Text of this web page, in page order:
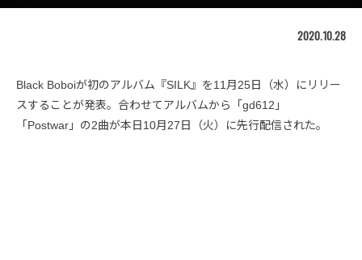
2020.10.28
Black Boboiが初のアルバム『SILK』を11月25日（水）にリリー
スすることが発表。合わせてアルバムから「gd612」
「Postwar」の2曲が本日10月27日（火）に先行配信された。